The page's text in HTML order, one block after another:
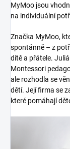
MyMoo jsou
na individuální
Značka MyMoo,
spontánně – z
dítě a přátele.
Montessori
ale rozhodla se
dětí. Její firma se
které pomáhají